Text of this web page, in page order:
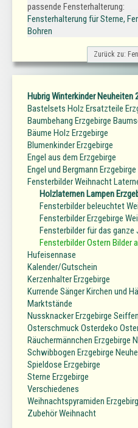
passende Fensterhalterung:
Fensterhalterung für Sterne,
Bohren
Zurück zu:
Hubrig Winterkinder Neuheiten
Bastelsets Holz Ersatzteile
Baumbehang Erzgebirge
Bäume Holz Erzgebirge
Blumenkinder Erzgebirge
Engel aus dem Erzgebirge
Engel und Bergmann Erzgebirge
Fensterbilder Weihnacht
Holzlaternen Lampen
Fensterbilder beleuchtet
Fensterbilder Erzgebirge
Fensterbilder für das ganze
Fensterbilder Ostern Bilder
Hufeisennase
Kalender/Gutschein
Kerzenhalter Erzgebirge
Kurrende Sänger Kirchen und
Marktstände
Nussknacker Erzgebirge Seiffen
Osterschmuck Osterdeko
Räuchermännchen Erzgebirge
Schwibbogen Erzgebirge
Spieldose Erzgebirge
Sterne Erzgebirge
Verschiedenes
Weihnachtspyramiden
Zubehör Weihnacht